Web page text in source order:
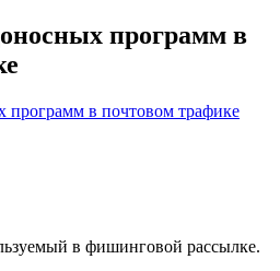
программ в
в фишинговой рассылке.